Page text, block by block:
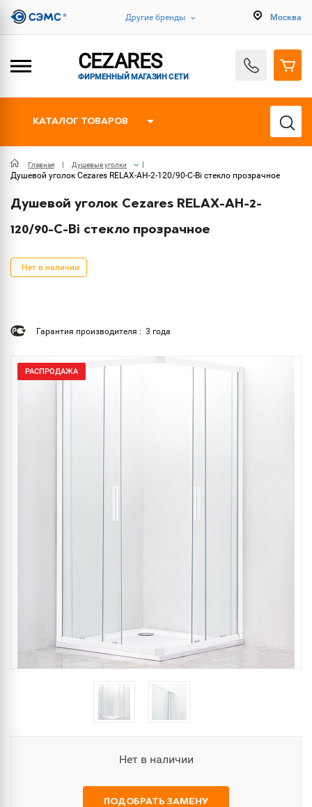
Другие бренды Москва
CEZARES
ФИРМЕННЫЙ МАГАЗИН СЕТИ
КАТАЛОГ ТОВАРОВ
Главная Душевые уголки
Душевой уголок Cezares RELAX-AH-2-120/90-C-Bi стекло прозрачное
Душевой уголок Cezares RELAX-AH-2-
120/90-C-Bi стекло прозрачное
Нет в наличии
Гарантия производителя : 3 года
РАСПРОДАЖА
Нет в наличии
ПОДОБРАТЬ ЗАМЕНУ